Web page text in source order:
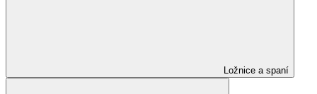
Ložnice a spaní